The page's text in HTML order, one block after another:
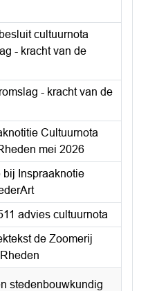
cultuurnota
- kracht van de
- kracht van de
Cultuurnota
mei 2026
bij Inspraaknotie
advies cultuurnota
de Zoomerij
stedenbouwkundig